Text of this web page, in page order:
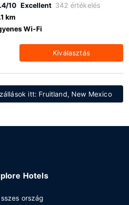
10 Excellent 342 értékelés
km
Wi-Fi
Kiválasztás
itt: Fruitland, New Mexico
Hotels
ország